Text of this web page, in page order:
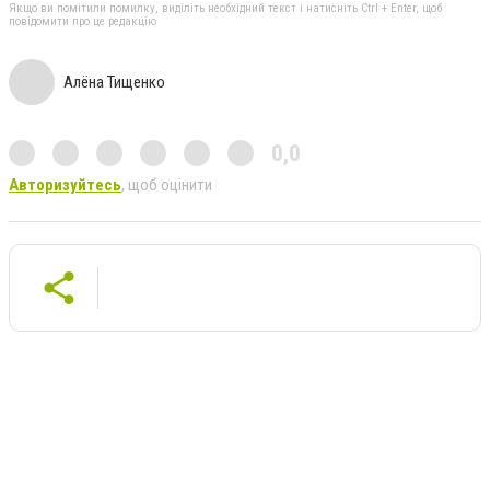
Якщо ви помітили помилку, виділіть необхідний текст і натисніть Ctrl + Enter, щоб
повідомити про це редакцію
Алёна Тищенко
0,0
Авторизуйтесь, щоб оцінити